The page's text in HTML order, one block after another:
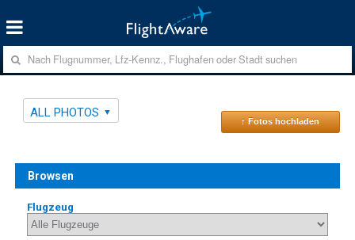
ALL PHOTOS
↑ Fotos hochladen
Browsen
Flugzeug